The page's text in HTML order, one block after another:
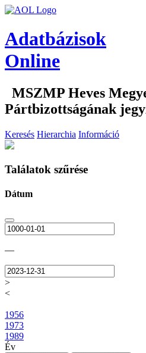
Adatbázisok
Online
MSZMP Heves
Pártbizottságának
Keresés Hierarchia Információ
Találatok szűrése
Dátum
—
>
<
1956
1973
1989
Év